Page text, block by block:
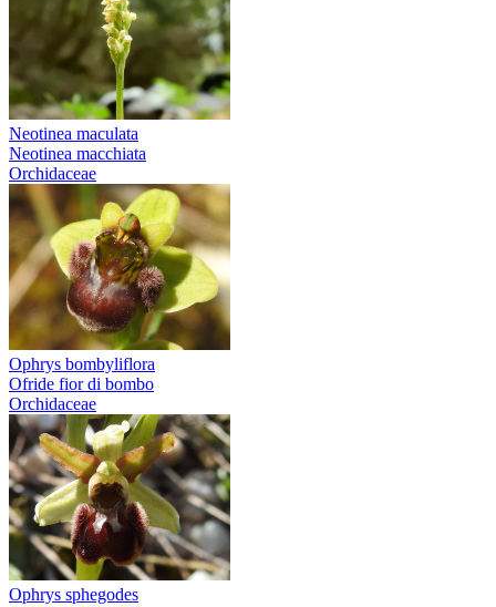
Neotinea maculata
Neotinea macchiata
Orchidaceae
Ophrys bombyliflora
Ofride fior di bombo
Orchidaceae
Ophrys sphegodes